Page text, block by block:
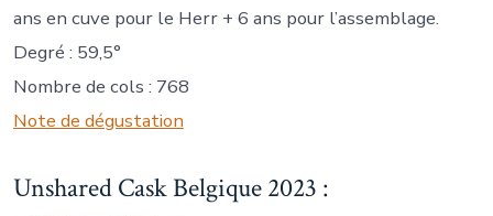
ans en cuve pour le Herr + 6 ans pour l’assemblage.
Degré : 59,5°
Nombre de cols : 768
Note de dégustation
Unshared Cask Belgique 2023 :